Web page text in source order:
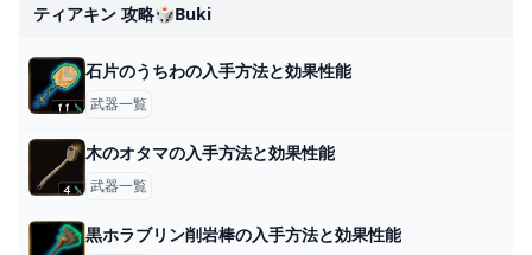
ティアキン 攻略🎲buki
石片のうちわの入手方法と効果性能
武器一覧
木のオタマの入手方法と効果性能
武器一覧
黒ホラブリン削岩棒の入手方法と効果性能